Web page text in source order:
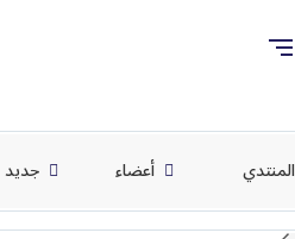
المنتدي أعضاء جديد